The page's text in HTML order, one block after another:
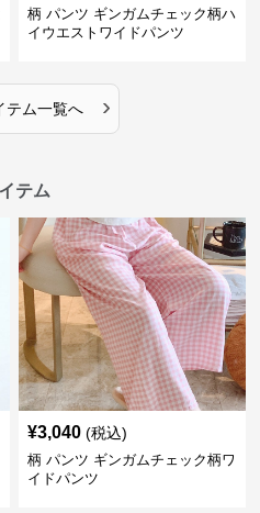
柄 パンツ ギンガムチェック柄ハ
イウエストワイドパンツ
テム一覧へ ›
テム
¥3,040 (税込)
柄 パンツ ギンガムチェック柄ワ
イドパンツ